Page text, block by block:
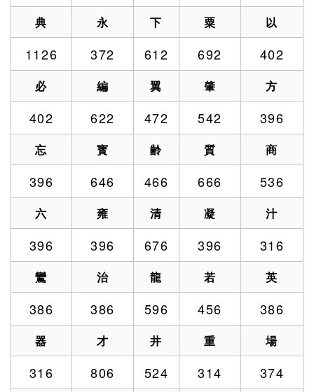
典 永 下 粟 以
1126 372 612 692 402
必 編 翼 肇 方
402 622 472 542 396
忘 寳 齢 質 商
396 646 466 666 536
六 雍 清 凝 汁
396 396 676 396 316
鸞 治 龍 若 英
386 386 596 456 386
器 才 井 重 場
316 806 524 314 374